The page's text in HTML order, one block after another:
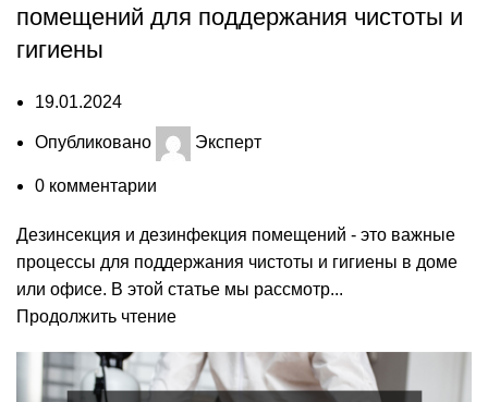
помещений для поддержания чистоты и
гигиены
19.01.2024
Опубликовано Эксперт
0 комментарии
Дезинсекция и дезинфекция помещений - это важные
процессы для поддержания чистоты и гигиены в доме
или офисе. В этой статье мы рассмотр...
Продолжить чтение